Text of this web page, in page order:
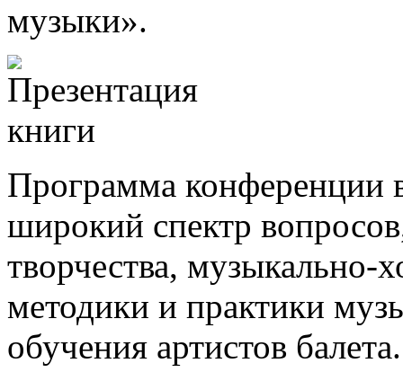
музыки».
Программа конференции
широкий спектр
творчества, музыкально-
методики и практики
обучения артистов балета.